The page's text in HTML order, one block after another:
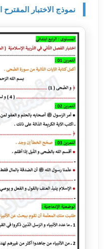
نموذج الاختبار المقترح